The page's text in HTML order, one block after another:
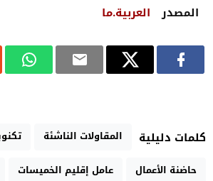
المصدر العربية.ما
كلمات دليلية المقاولات الناشئة
حاضنة الأعمال
عامل إقليم الخميسات